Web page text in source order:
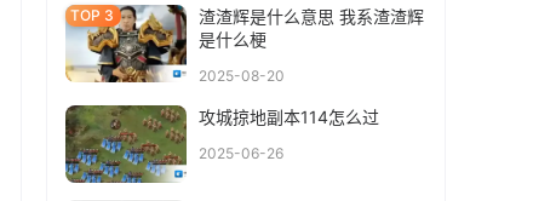
渣渣辉是什么意思 我系渣渣辉
是什么梗
2025-08-20
攻城掠地副本114怎么过
2025-06-26